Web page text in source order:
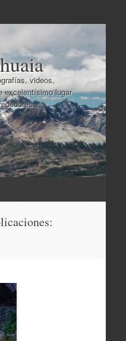
videos,
excelentísimo lugar